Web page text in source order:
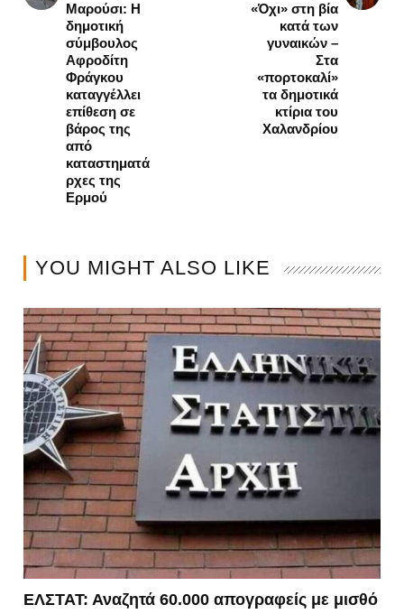
Μαρούσι: Η
δημοτική
σύμβουλος
Αφροδίτη
Φράγκου
καταγγέλλει
επίθεση σε
βάρος της
από
καταστηματά
ρχες της
Ερμού
«Όχι» στη βία
κατά των
γυναικών –
Στα
«πορτοκαλί»
τα δημοτικά
κτίρια του
Χαλανδρίου
YOU MIGHT ALSO LIKE
ΕΛΣΤΑΤ: Αναζητά 60.000 απογραφείς με μισθό